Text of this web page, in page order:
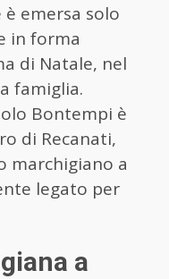
emersa solo
in forma
di Natale, nel
famiglia.
Bontempi è
di Recanati,
marchigiano a
legato per
a